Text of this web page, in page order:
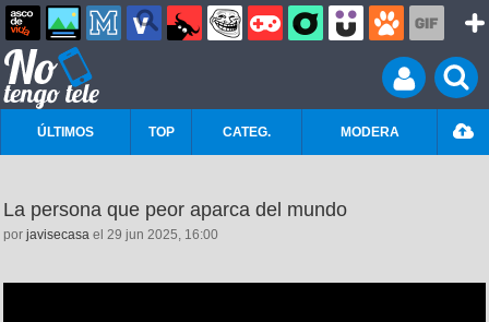
ÚLTIMOS TOP CATEG. MODERA
La persona que peor aparca del mundo
por javisecasa el 29 jun 2025, 16:00